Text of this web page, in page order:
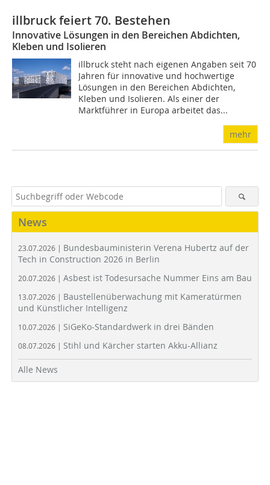
illbruck feiert 70. Bestehen
Innovative Lösungen in den Bereichen Abdichten,
Kleben und Isolieren
illbruck steht nach eigenen Angaben seit 70
Jahren für innovative und hochwertige
Lösungen in den Bereichen Abdichten,
Kleben und Isolieren. Als einer der
Marktführer in Europa arbeitet das...
mehr
News
23.07.2026 | Bundesbauministerin Verena Hubertz auf der
Tech in Construction 2026 in Berlin
20.07.2026 | Asbest ist Todesursache Nummer Eins am Bau
13.07.2026 | Baustellenüberwachung mit Kameratürmen
und Künstlicher Intelligenz
10.07.2026 | SiGeKo-Standardwerk in drei Bänden
08.07.2026 | Stihl und Kärcher starten Akku-Allianz
Alle News